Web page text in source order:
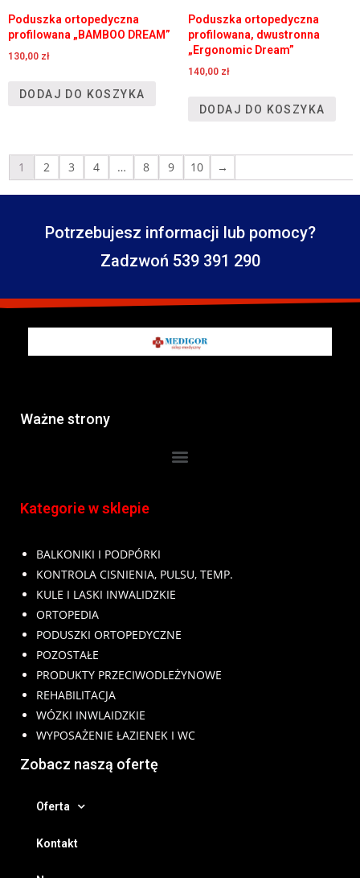
Poduszka ortopedyczna
profilowana „BAMBOO DREAM”
130,00 zł
DODAJ DO KOSZYKA
Poduszka ortopedyczna
profilowana, dwustronna
„Ergonomic Dream”
140,00 zł
DODAJ DO KOSZYKA
1 2 3 4 … 8 9 10 →
Potrzebujesz informacji lub pomocy?
Zadzwoń 539 391 290
Ważne strony
Kategorie w sklepie
BALKONIKI I PODPÓRKI
KONTROLA CISNIENIA, PULSU, TEMP.
KULE I LASKI INWALIDZKIE
ORTOPEDIA
PODUSZKI ORTOPEDYCZNE
POZOSTAŁE
PRODUKTY PRZECIWODLEŻYNOWE
REHABILITACJA
WÓZKI INWLAIDZKIE
WYPOSAŻENIE ŁAZIENEK I WC
Zobacz naszą ofertę
Oferta
Kontakt